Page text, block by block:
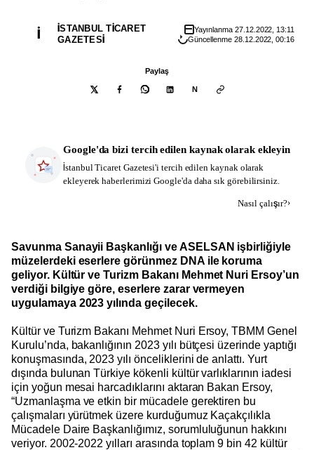
İSTANBUL TICARET
GAZETESI
Yayınlanma27.12.2022, 13:11
Güncellenme28.12.2022, 00:16
Paylaş
N
Google'da bizi tercih edilen kaynak olarak ekleyin
İstanbul Ticaret Gazetesi'i tercih edilen kaynak olarak
ekleyerek haberlerimizi Google'da daha sık görebilirsiniz.
Nasıl çalışır?›
Savunma Sanayii Başkanlığı ve ASELSAN işbirliğiyle
müzelerdeki eserlere görünmez DNA ile koruma
geliyor. Kültür ve Turizm Bakanı Mehmet Nuri Ersoy’un
verdiği bilgiye göre, eserlere zarar vermeyen
uygulamaya 2023 yılında geçilecek.
Kültür ve Turizm Bakanı Mehmet Nuri Ersoy, TBMM Genel
Kurulu’nda, bakanlığının 2023 yılı bütçesi üzerinde yaptığı
konuşmasında, 2023 yılı önceliklerini de anlattı. Yurt
dışında bulunan Türkiye kökenli kültür varlıklarının iadesi
için yoğun mesai harcadıklarını aktaran Bakan Ersoy,
“Uzmanlaşma ve etkin bir mücadele gerektiren bu
çalışmaları yürütmek üzere kurduğumuz Kaçakçılıkla
Mücadele Daire Başkanlığımız, sorumluluğunun hakkını
veriyor. 2002-2022 yılları arasında toplam 9 bin 42 kültür